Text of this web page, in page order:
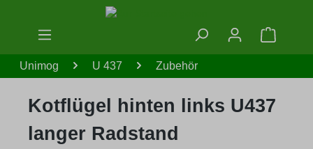
Zum Hauptinhalt springen
Unimog U 437 Zubehör
Kotflügel hinten links U437
langer Radstand